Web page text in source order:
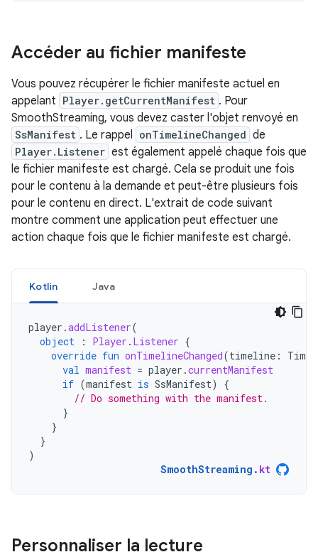
Accéder au fichier manifeste
Vous pouvez récupérer le fichier manifeste actuel en
appelant Player.getCurrentManifest . Pour
SmoothStreaming, vous devez caster l'objet renvoyé en
SsManifest . Le rappel onTimelineChanged de
Player.Listener est également appelé chaque fois que
le fichier manifeste est chargé. Cela se produit une fois
pour le contenu à la demande et peut-être plusieurs fois
pour le contenu en direct. L'extrait de code suivant
montre comment une application peut effectuer une
action chaque fois que le fichier manifeste est chargé.
Kotlin Java
player .addListener(
object
: Player . Listener {
override fun onTimelineChanged(timeline :
val manifest = player .currentManifest
if (manifest is SsManifest)
{
// Do something with the manifest.
}
}
}
)
SmoothStreaming . kt
Personnaliser la lecture